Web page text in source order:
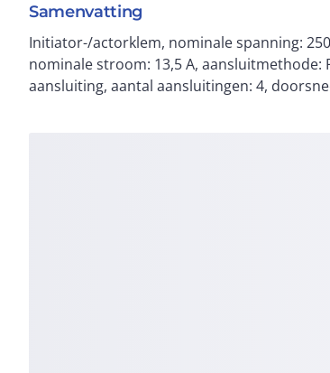
Samenvatting
Initiator-/actorklem, nominale spanning:
nominale stroom: 13,5 A, aansluitmethode:
aansluiting, aantal aansluitingen: 4,
mm² - 1,5 mm², AWG: 26 - 14, breedte: 3,5 mm,